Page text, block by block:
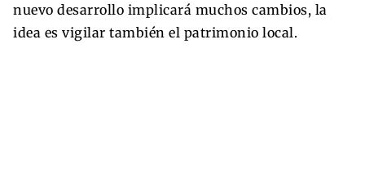
nuevo desarrollo implicará muchos cambios, la
idea es vigilar también el patrimonio local.